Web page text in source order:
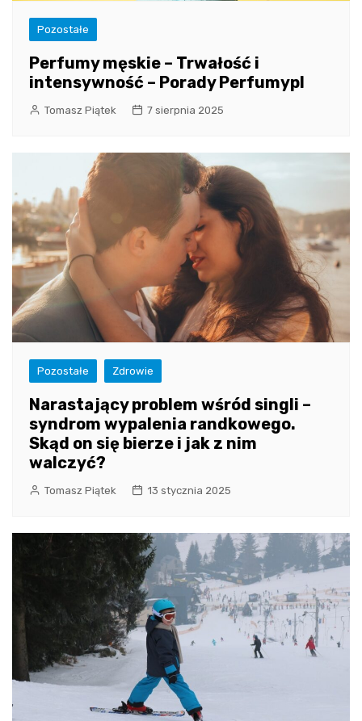
Pozostałe
Perfumy męskie – Trwałość i
intensywność – Porady Perfumypl
Tomasz Piątek 7 sierpnia 2025
Pozostałe Zdrowie
Narastający problem wśród singli –
syndrom wypalenia randkowego.
Skąd on się bierze i jak z nim
walczyć?
Tomasz Piątek 13 stycznia 2025